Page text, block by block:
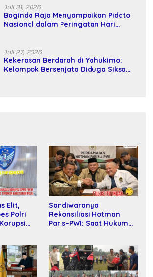
Juli 31, 2026
Baginda Raja Menyampaikan Pidato
Nasional dalam Peringatan Hari
Juli 27, 2026
Kekerasan Berdarah di Yahukimo:
Kelompok Bersenjata Diduga Siksa
Elit,
Polri
Sandiwaranya
Rekonsiliasi Hotman
Paris–PWI: Saat Hukum